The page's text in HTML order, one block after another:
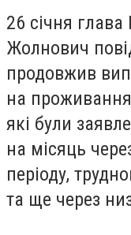
26 січня
Жолнович
продовжив
на
які були
на місяць
періоду,
та ще через